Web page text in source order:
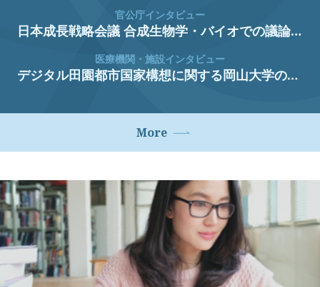
官公庁インタビュー
日本成長戦略会議 合成生物学・バイオでの議論と経済産業省生物化学産業課の取組 廣瀬 大也 氏 経済産業省 生物化学産業課 課長
医療機関・施設インタビュー
デジタル田園都市国家構想に関する岡山大学の取り組み 櫻井 淳 氏 岡山大学 副理事（イノベーション担当） 岡山大学病院 副病院長（研究担当） 新医療研究開発センター 副センター長・教授 研究・イノベーション共創機構 医療系本部長 上田 浩平 氏 岡山大学学術研究院医歯薬学域 地域医療DX推進講座 助教
More